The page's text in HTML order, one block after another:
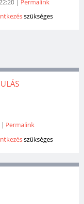
szükséges
| Permalink
szükséges